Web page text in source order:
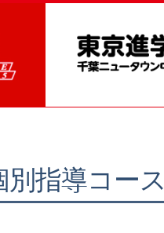
別指導コース